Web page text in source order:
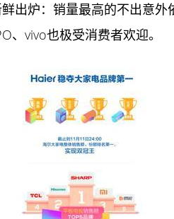
出炉：销量最高的不出意外
、vivo也极受消费者欢迎。